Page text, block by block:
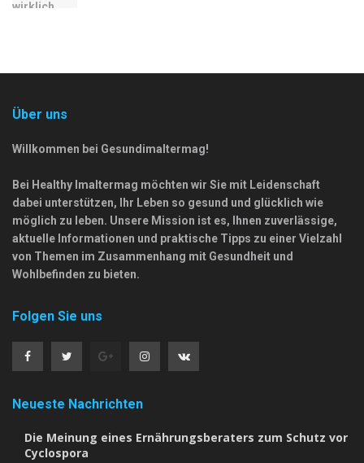
Über uns
Willkommen bei Gesundimaltermag!
Bei Healthy Imaltermag möchten wir Sie mit Leidenschaft
dabei unterstützen, Ihr Leben so gesund und glücklich wie
möglich zu leben. Unsere Mission ist es, Ihnen zuverlässige,
aktuelle Informationen und praktische Tipps zu einer Vielzahl
von Themen im Zusammenhang mit Gesundheit und
Wohlbefinden zu bieten.
Folgen Sie uns
Neueste Nachrichten
Die Meinung eines Ernährungsberaters zum Schutz vor
Cyclospora